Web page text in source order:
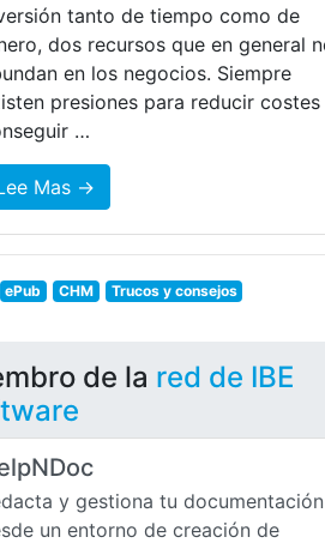
tanto de tiempo como de
dos recursos que en general
en los negocios. Siempre
presiones para reducir costes
…
Mas →
ePub CHM Trucos y consejos
de la red de IBE
y gestiona tu documentación
un entorno de creación de